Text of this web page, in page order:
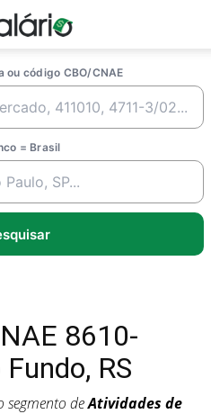
código CBO/CNAE
= Brasil
8610-
RS
segmento deAtividades de